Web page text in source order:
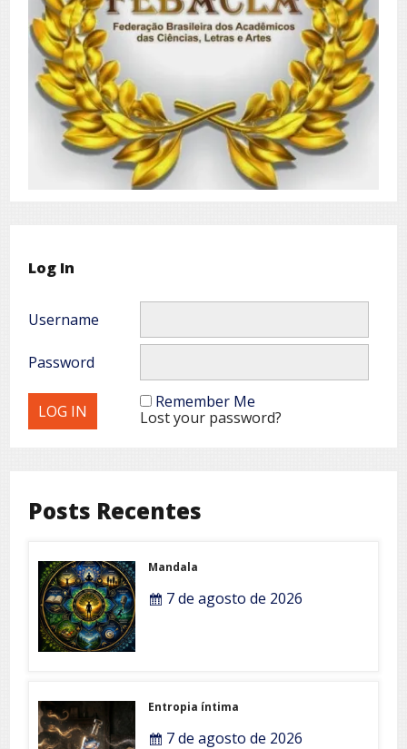
Log In
Username
Password
Remember Me
Lost your password?
Posts Recentes
Mandala
7 de agosto de 2026
Entropia íntima
7 de agosto de 2026